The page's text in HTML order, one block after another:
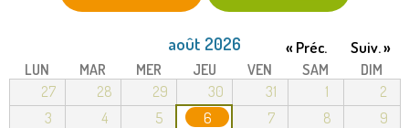
août 2026 « Préc. Suiv. »
LUN MAR MER JEU VEN SAM
DIM
27
28 29 30 31 1
2
3
4 5 6 7 8 9